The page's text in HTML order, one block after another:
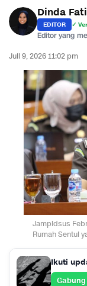
Dinda
EDITOR ✓
Editor yang
Juli 9, 2026 11:02 pm
Jampidsus
Rumah Sentul
Ikuti